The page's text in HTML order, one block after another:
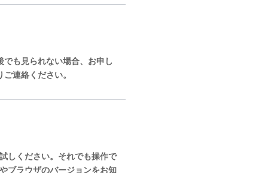
も見られない場合、お申し
ご連絡ください。
しください。それでも操作で
ブラウザのバージョンをお知